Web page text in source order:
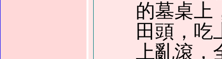
的墓桌上
田頭，吃
上亂滾